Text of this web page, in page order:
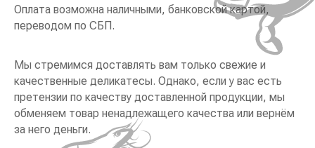
Оплата возможна наличными, банковской картой,
переводом по СБП.
Мы стремимся доставлять вам только свежие и
качественные деликатесы. Однако, если у вас есть
претензии по качеству доставленной продукции, мы
обменяем товар ненадлежащего качества или вернём
за него деньги.